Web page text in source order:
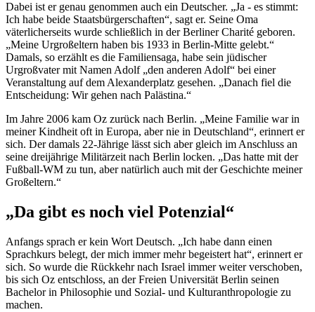
Dabei ist er genau genommen auch ein Deutscher. „Ja - es stimmt:
Ich habe beide Staatsbürgerschaften“, sagt er. Seine Oma
väterlicherseits wurde schließlich in der BerlinerCharité geboren.
„Meine Urgroßeltern haben bis 1933 in Berlin-Mitte gelebt.“
Damals, so erzählt es die Familiensaga, habe sein jüdischer
Urgroßvater mit Namen Adolf „den anderen Adolf“ bei einer
Veranstaltung auf dem Alexanderplatz gesehen. „Danach fiel die
Entscheidung: Wir gehen nach Palästina.“
Im Jahre 2006 kam Oz zurück nach Berlin. „Meine Familie war in
meiner Kindheit oft in Europa, aber nie in Deutschland“, erinnert er
sich. Der damals 22-Jährige lässt sich aber gleich im Anschluss an
seine dreijährige Militärzeit nach Berlin locken. „Das hatte mit der
Fußball-WM zu tun, aber natürlich auch mit der Geschichte meiner
Großeltern.“
„Da gibt es noch viel Potenzial“
Anfangs sprach er kein Wort Deutsch. „Ich habe dann einen
Sprachkurs belegt, der mich immer mehr begeistert hat“, erinnert er
sich. So wurde die Rückkehr nach Israel immer weiter verschoben,
bis sich Oz entschloss, an der Freien Universität Berlin seinen
Bachelorin Philosophie und Sozial- und Kulturanthropologie zu
machen.